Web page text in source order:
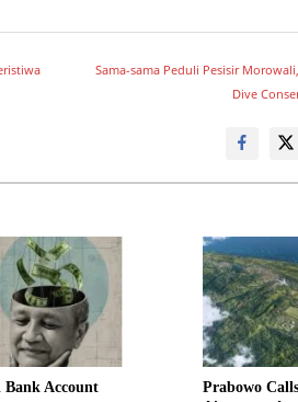
Sama-sama Peduli Pesisir
Dive
Bank Account
Prabowo